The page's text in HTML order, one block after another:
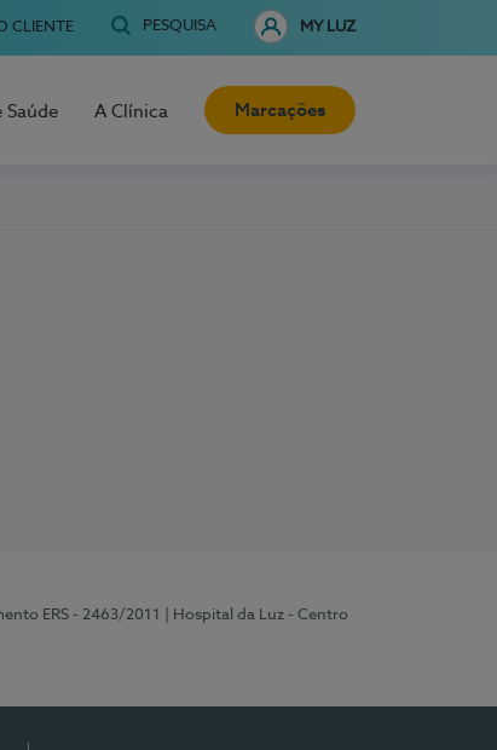
CLIENTE PESQUISA MY LUZ
Saúde A Clínica Marcações
ERS - 2463/2011
| Hospital da Luz - Centro